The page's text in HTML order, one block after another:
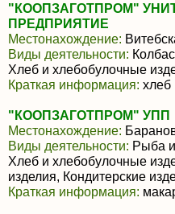
"КООПЗАГОТПРОМ"
ПРЕДПРИЯТИЕ
Местонахождение:
Виды деятельности:
Хлеб и хлебобулочные
Краткая информация: хлеб
"КООПЗАГОТПРОМ" УПП
Местонахождение:
Виды деятельности: Рыба
Хлеб и хлебобулочные
изделия, Кондитерские
Краткая информация: